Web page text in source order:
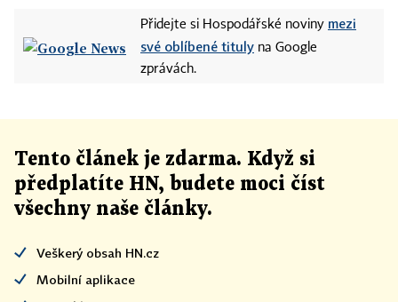
Přidejte si Hospodářské noviny mezi
své oblíbené tituly na Google
zprávách.
Tento článek je zdarma. Když si
předplatíte HN, budete moci číst
všechny naše články.
Veškerý obsah HN.cz
Mobilní aplikace